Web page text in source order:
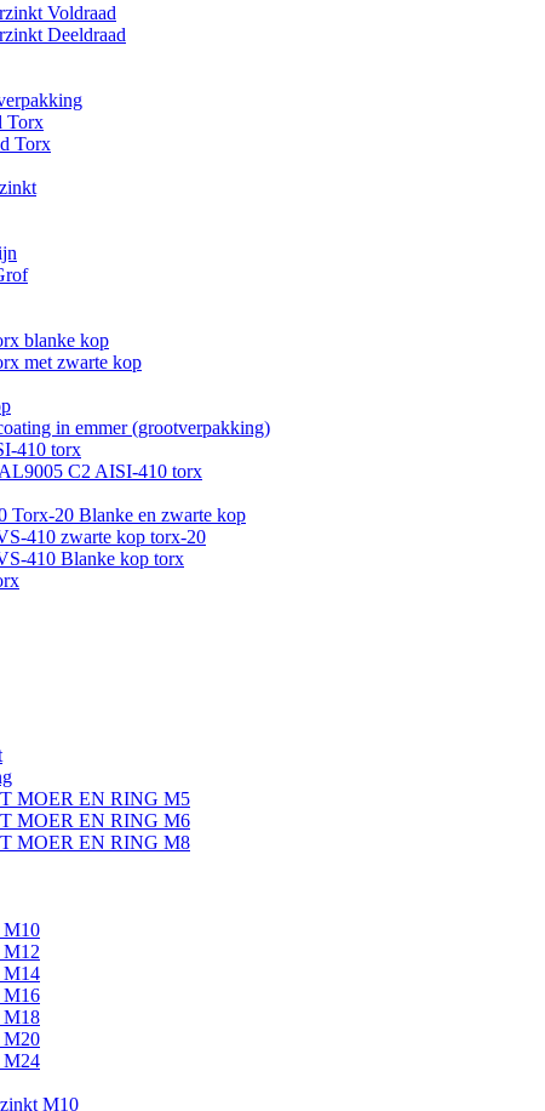
Voldraad
Deeldraad
Torx
Torx
blanke kop
met zwarte kop
in emmer (grootverpakking)
410 torx
C2 AISI-410 torx
Torx-20 Blanke en zwarte kop
410 zwarte kop torx-20
410 Blanke kop torx
MOER EN RING M5
MOER EN RING M6
MOER EN RING M8
M10
M12
M14
M16
M18
M20
M24
M10